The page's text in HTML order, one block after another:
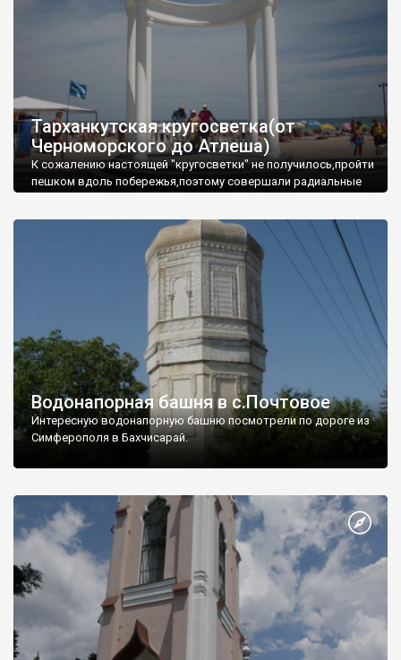
Тарханкутская кругосветка(от
Черноморского до Атлеша)
К сожалению настоящей "кругосветки" не получилось,пройти
пешком вдоль побережья,поэтому совершали радиальные
Водонапорная башня в с.Почтовое
Интересную водонапорную башню посмотрели по дороге из
Симферополя в Бахчисарай.